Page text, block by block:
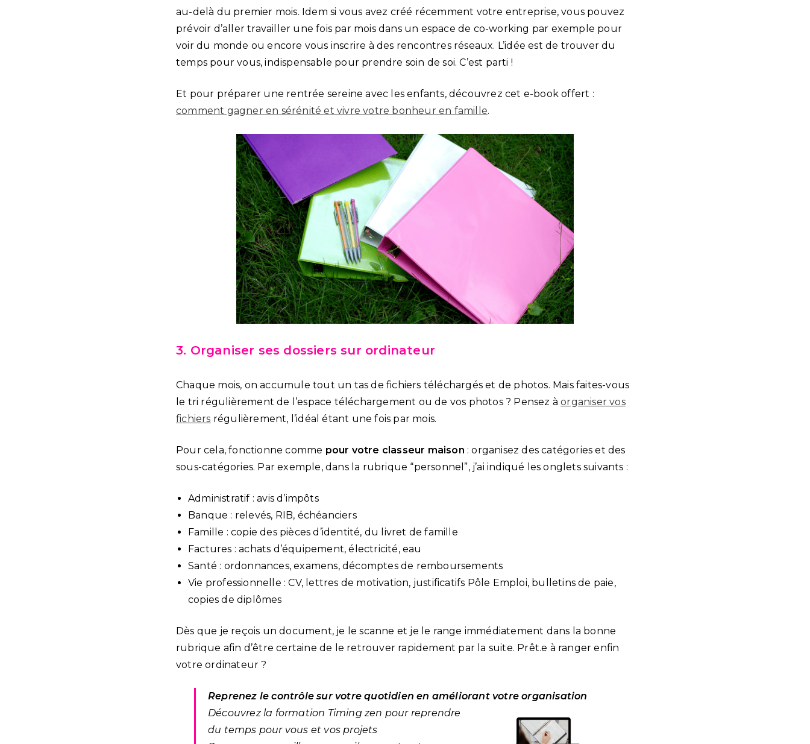
au-delà du premier mois. Idem si vous avez créé récemment votre entreprise, vous pouvez
prévoir d’aller travailler une fois par mois dans un espace de co-working par exemple pour
voir du monde ou encore vous inscrire à des rencontres réseaux. L’idée est de trouver du
temps pour vous, indispensable pour prendre soin de soi. C’est parti !
Et pour préparer une rentrée sereine avec les enfants, découvrez cet e-book offert :
comment gagner en sérénité et vivre votre bonheur en famille.
3. Organiser ses dossiers sur ordinateur
Chaque mois, on accumule tout un tas de fichiers téléchargés et de photos. Mais faites-vous
le tri régulièrement de l’espace téléchargement ou de vos photos ? Pensez àorganiser vos
fichiers régulièrement, l’idéal étant une fois par mois.
Pour cela, fonctionne comme pour votre classeur maison : organisez des catégories et des
sous-catégories. Par exemple, dans la rubrique “personnel”, j’ai indiqué les onglets suivants :
Administratif : avis d’impôts
Banque : relevés, RIB, échéanciers
Famille : copie des pièces d’identité, du livret de famille
Factures : achats d’équipement, électricité, eau
Santé : ordonnances, examens, décomptes de remboursements
Vie professionnelle : CV, lettres de motivation, justificatifs Pôle Emploi, bulletins de paie,
copies de diplômes
Dès que je reçois un document, je le scanne et je le range immédiatement dans la bonne
rubrique afin d’être certaine de le retrouver rapidement par la suite. Prêt.e à ranger enfin
votre ordinateur ?
Reprenez le contrôle sur votre quotidien en améliorant votre organisation
Découvrez la formation Timing zen pour reprendre
du temps pour vous et vos projets